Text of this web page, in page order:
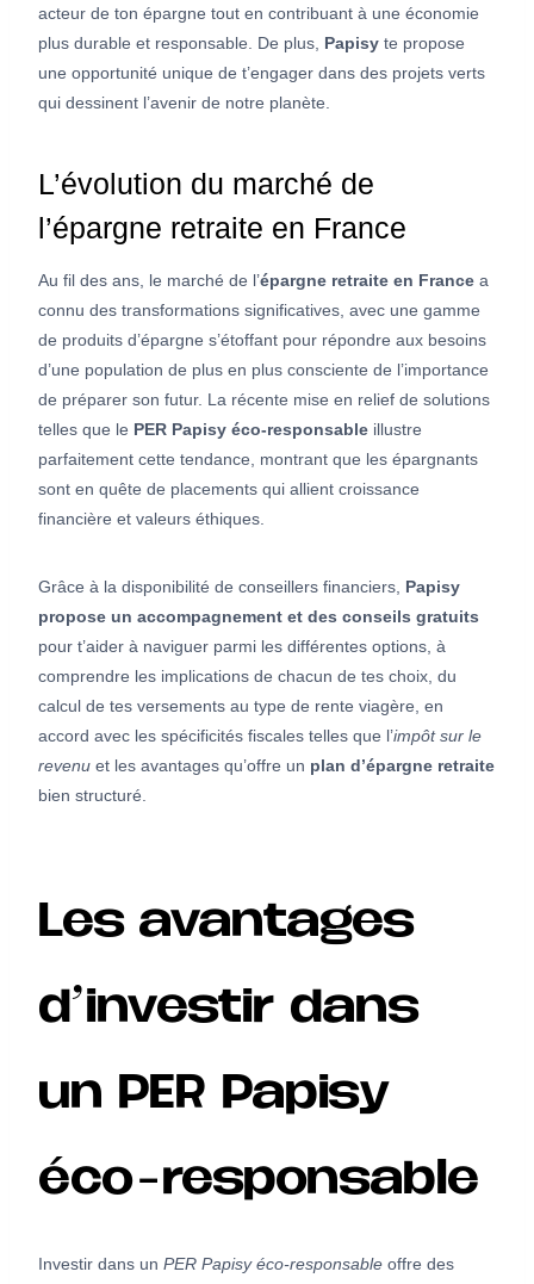
acteur de ton épargne tout en contribuant à une économie
plus durable et responsable. De plus, Papisy te propose
une opportunité unique de t’engager dans des projets verts
qui dessinent l’avenir de notre planète.
L’évolution du marché de
l’épargne retraite en France
Au fil des ans, le marché de l’épargne retraite en France a
connu des transformations significatives, avec une gamme
de produits d’épargne s’étoffant pour répondre aux besoins
d’une population de plus en plus consciente de l’importance
de préparer son futur. La récente mise en relief de solutions
telles que le PER Papisy éco-responsable illustre
parfaitement cette tendance, montrant que les épargnants
sont en quête de placements qui allient croissance
financière et valeurs éthiques.
Grâce à la disponibilité de conseillers financiers, Papisy
propose un accompagnement et des conseils gratuits
pour t’aider à naviguer parmi les différentes options, à
comprendre les implications de chacun de tes choix, du
calcul de tes versements au type de rente viagère, en
accord avec les spécificités fiscales telles que l’impôt sur le
revenu et les avantages qu’offre un plan d’épargne retraite
bien structuré.
Les avantages
d’investir dans
un PER Papisy
éco-responsable
Investir dans un PER Papisy éco-responsable offre des